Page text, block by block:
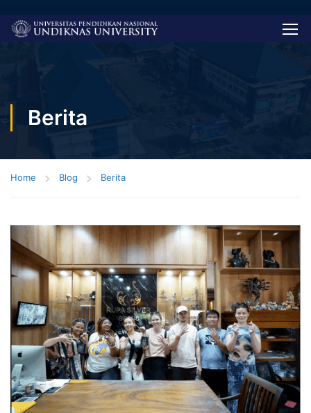
Berita
Home Blog Berita